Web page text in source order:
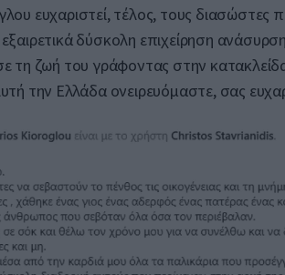
ευχαριστεί, τέλος, τους διασώστες
δύσκολη επιχείρηση
τη ζωή του γράφοντας στην
την Ελλάδα ονειρευόμαστε, σας